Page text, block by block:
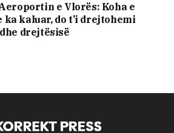
e Vlorës: Koha e
ka kaluar, do t’i drejtohemi
drejtësisë